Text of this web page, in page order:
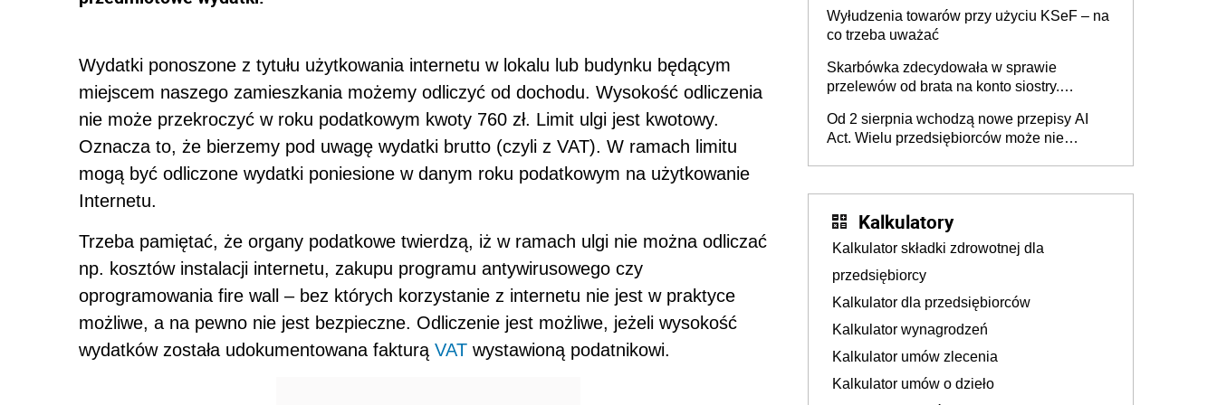
Wydatki ponoszone z tytułu użytkowania internetu w lokalu lub budynku będącym
miejscem naszego zamieszkania możemy odliczyć od dochodu. Wysokość odliczenia
nie może przekroczyć w roku podatkowym kwoty 760 zł. Limit ulgi jest kwotowy.
Oznacza to, że bierzemy pod uwagę wydatki brutto (czyli z VAT). W ramach limitu
mogą być odliczone wydatki poniesione w danym roku podatkowym na użytkowanie
Internetu.
Trzeba pamiętać, że organy podatkowe twierdzą, iż w ramach ulgi nie można odliczać
np. kosztów instalacji internetu, zakupu programu antywirusowego czy
oprogramowania fire wall – bez których korzystanie z internetu nie jest w praktyce
możliwe, a na pewno nie jest bezpieczne. Odliczenie jest możliwe, jeżeli wysokość
wydatków została udokumentowana fakturą VAT wystawioną podatnikowi.
Wyłudzenia towarów przy użyciu KSeF – na
co trzeba uważać
Skarbówka zdecydowała w sprawie
przelewów od brata na konto siostry.
darowizna, ale podatku jednak nie będzie
Od 2 sierpnia wchodzą nowe przepisy AI
Act. Wielu przedsiębiorców może nie
Kalkulatory
Kalkulator składki zdrowotnej dla
przedsiębiorcy
Kalkulator dla przedsiębiorców
Kalkulator wynagrodzeń
Kalkulator umów zlecenia
Kalkulator umów o dzieło